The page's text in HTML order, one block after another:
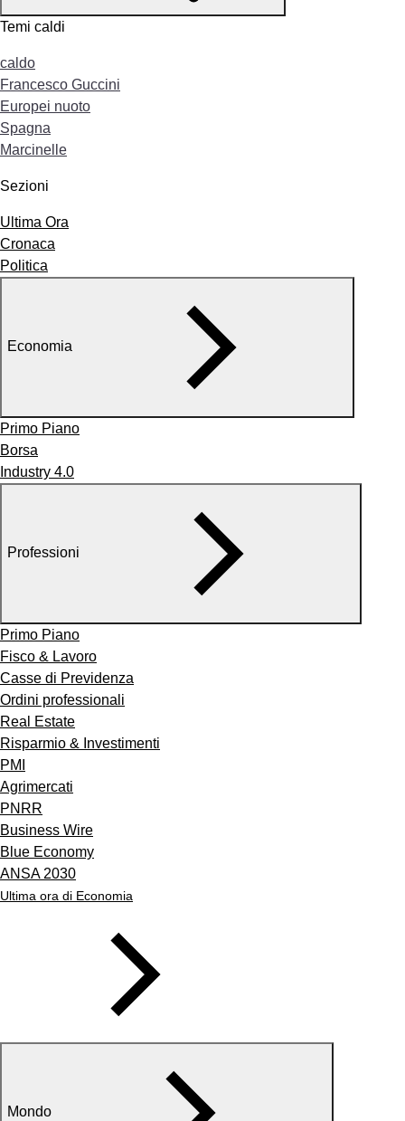
Temi caldi
caldo
Francesco Guccini
Europei nuoto
Spagna
Marcinelle
Sezioni
Ultima Ora
Cronaca
Politica
Economia
Primo Piano
Borsa
Industry 4.0
Professioni
Primo Piano
Fisco & Lavoro
Casse di Previdenza
Ordini professionali
Real Estate
Risparmio & Investimenti
PMI
Agrimercati
PNRR
Business Wire
Blue Economy
ANSA 2030
Ultima ora di Economia
Mondo